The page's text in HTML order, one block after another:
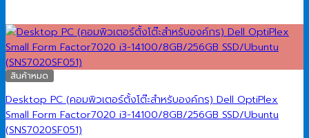
สินค้าหมด
Desktop PC (คอมพิวเตอร์ตั้งโต๊ะสำหรับองค์กร) Dell OptiPlex
Small Form Factor7020 i3-14100/8GB/256GB SSD/Ubuntu
(SNS7020SF051)